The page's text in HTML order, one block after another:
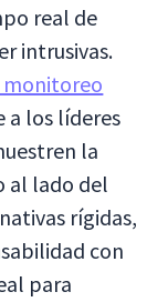
real de
intrusivas.
monitoreo
a los líderes
la
al lado del
rígidas,
con
para